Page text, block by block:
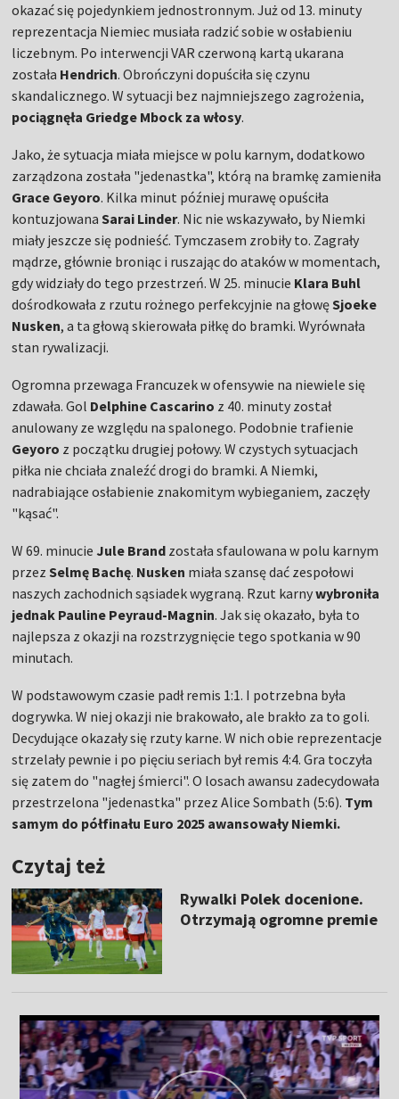
okazać się pojedynkiem jednostronnym. Już od 13. minuty
reprezentacja Niemiec musiała radzić sobie w osłabieniu
liczebnym. Po interwencji VAR czerwoną kartą ukarana
została Hendrich. Obrończyni dopuściła się czynu
skandalicznego. W sytuacji bez najmniejszego zagrożenia,
pociągnęła Griedge Mbock za włosy.
Jako, że sytuacja miała miejsce w polu karnym, dodatkowo
zarządzona została "jedenastka", którą na bramkę zamieniła
Grace Geyoro. Kilka minut później murawę opuściła
kontuzjowanaSarai Linder. Nic nie wskazywało, by Niemki
miały jeszcze się podnieść. Tymczasem zrobiły to. Zagrały
mądrze, głównie broniąc i ruszając do ataków w momentach,
gdy widziały do tego przestrzeń. W 25. minucie Klara Buhl
dośrodkowała z rzutu rożnego perfekcyjnie na głowęSjoeke
Nusken, a ta głową skierowała piłkę do bramki. Wyrównała
stan rywalizacji.
Ogromna przewaga Francuzek w ofensywie na niewiele się
zdawała. Gol Delphine Cascarino z 40. minuty został
anulowany ze względu na spalonego. Podobnie trafienie
Geyoro z początku drugiej połowy. W czystych sytuacjach
piłka nie chciała znaleźć drogi do bramki. A Niemki,
nadrabiające osłabienie znakomitym wybieganiem, zaczęły
"kąsać".
W 69. minucie Jule Brand została sfaulowana w polu karnym
przezSelmę Bachę. Nusken miała szansę dać zespołowi
naszych zachodnich sąsiadek wygraną. Rzut karnywybroniła
jednak Pauline Peyraud-Magnin. Jak się okazało, była to
najlepsza z okazji na rozstrzygnięcie tego spotkania w 90
minutach.
W podstawowym czasie padł remis 1:1. I potrzebna była
dogrywka. W niej okazji nie brakowało, ale brakło za to goli.
Decydujące okazały się rzuty karne. W nich obie reprezentacje
strzelały pewnie i po pięciu seriach był remis 4:4. Gra toczyła
się zatem do "nagłej śmierci". O losach awansu zadecydowała
przestrzelona "jedenastka" przez Alice Sombath (5:6). Tym
samym do półfinału Euro 2025 awansowały Niemki.
Czytaj też
Rywalki Polek docenione.
Otrzymają ogromne premie